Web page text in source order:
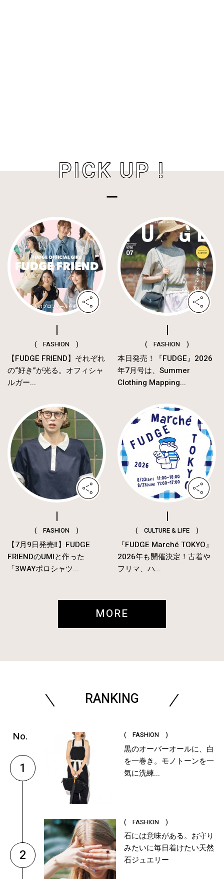
PICK UP !
( FASHION )
【FUDGE FRIEND】それぞれ
の“好き”が光る。オフィシャ
ルガー...
( FASHION )
本日発売！『FUDGE』2026
年7月号は、Summer
Clothing Mapping...
( FASHION )
【7月9日発売‼︎】FUDGE
FRIENDのUMIと作った
「3WAYポロシャツ...
( CULTURE & LIFE )
『FUDGE Marché TOKYO』
2026年も開催決定！古着や
フリマ、ハ...
MORE
RANKING
1
( FASHION )
黒のオーバーオールに、白
を一巻き。モノトーンを一
気に洗練...
2
( FASHION )
石には意味がある。お守り
みたいに毎日着けたい天然
石ジュエリー